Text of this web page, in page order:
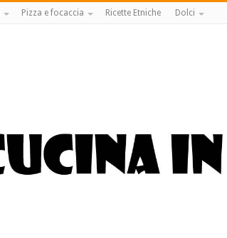
Pizza e focaccia Ricette Etniche Dolci